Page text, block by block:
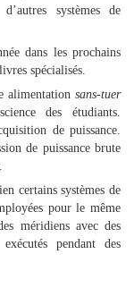
systèmes de
dans les prochains
spécialisés.
alimentation sans-tuer
des étudiants.
de puissance.
de puissance brute
certains systèmes de
pour le même
méridiens avec des
pendant des